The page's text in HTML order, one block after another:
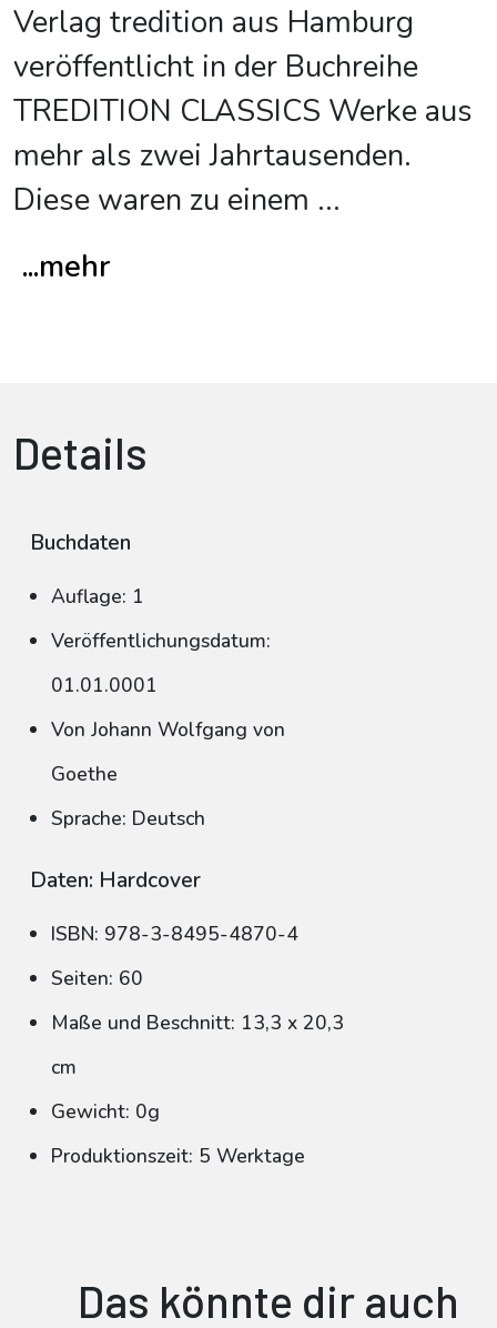
Verlag tredition aus Hamburg
veröffentlicht in der Buchreihe
TREDITION CLASSICS Werke aus
mehr als zwei Jahrtausenden.
Diese waren zu einem ...
...mehr
Details
Buchdaten
Auflage: 1
Veröffentlichungsdatum:
01.01.0001
Von Johann Wolfgang von
Goethe
Sprache: Deutsch
Daten: Hardcover
ISBN: 978-3-8495-4870-4
Seiten: 60
Maße und Beschnitt: 13,3 x 20,3
cm
Gewicht: 0g
Produktionszeit: 5 Werktage
Das könnte dir auch